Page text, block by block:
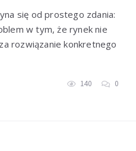
się od prostego zdania:
w tym, że rynek nie
rozwiązanie konkretnego
140 0